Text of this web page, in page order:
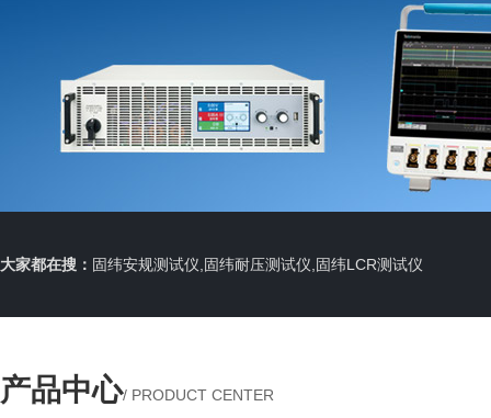
大家都在搜： 固纬安规测试仪,固纬耐压测试仪,固纬LCR测试仪
产品中心/ PRODUCT CENTER